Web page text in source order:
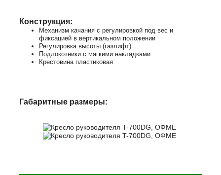
Конструкция:
Механизм качания с регулировкой под вес и
фиксацией в вертикальном положении
Регулировка высоты (газлифт)
Подлокотники с мягкими накладками
Крестовина пластиковая
Габаритные размеры: